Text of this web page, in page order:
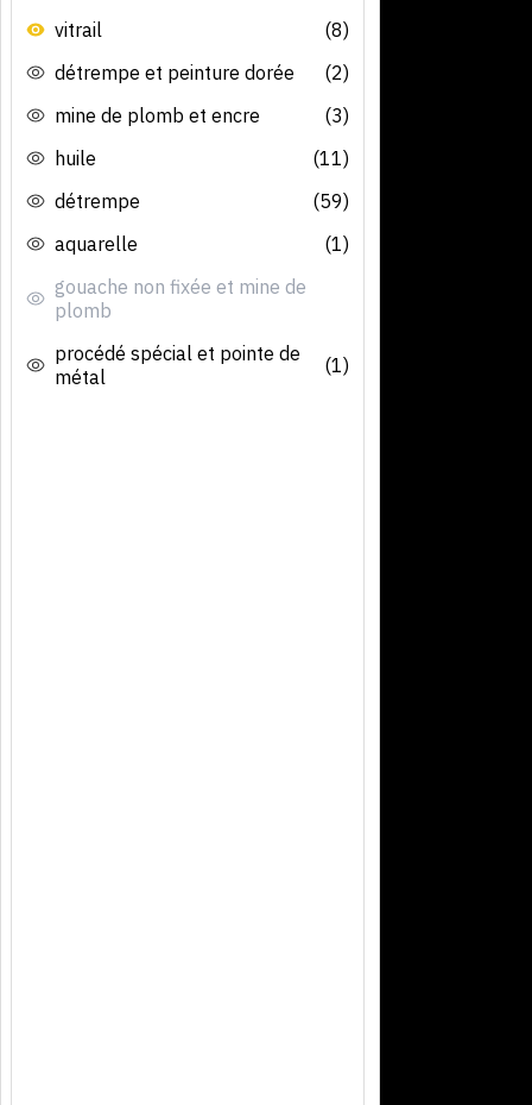
vitrail
(8)
détrempe et peinture dorée
(2)
mine de plomb et encre
(3)
huile
(11)
détrempe
(59)
aquarelle
(1)
gouache non fixée et mine de
plomb
procédé spécial et pointe de
métal
(1)